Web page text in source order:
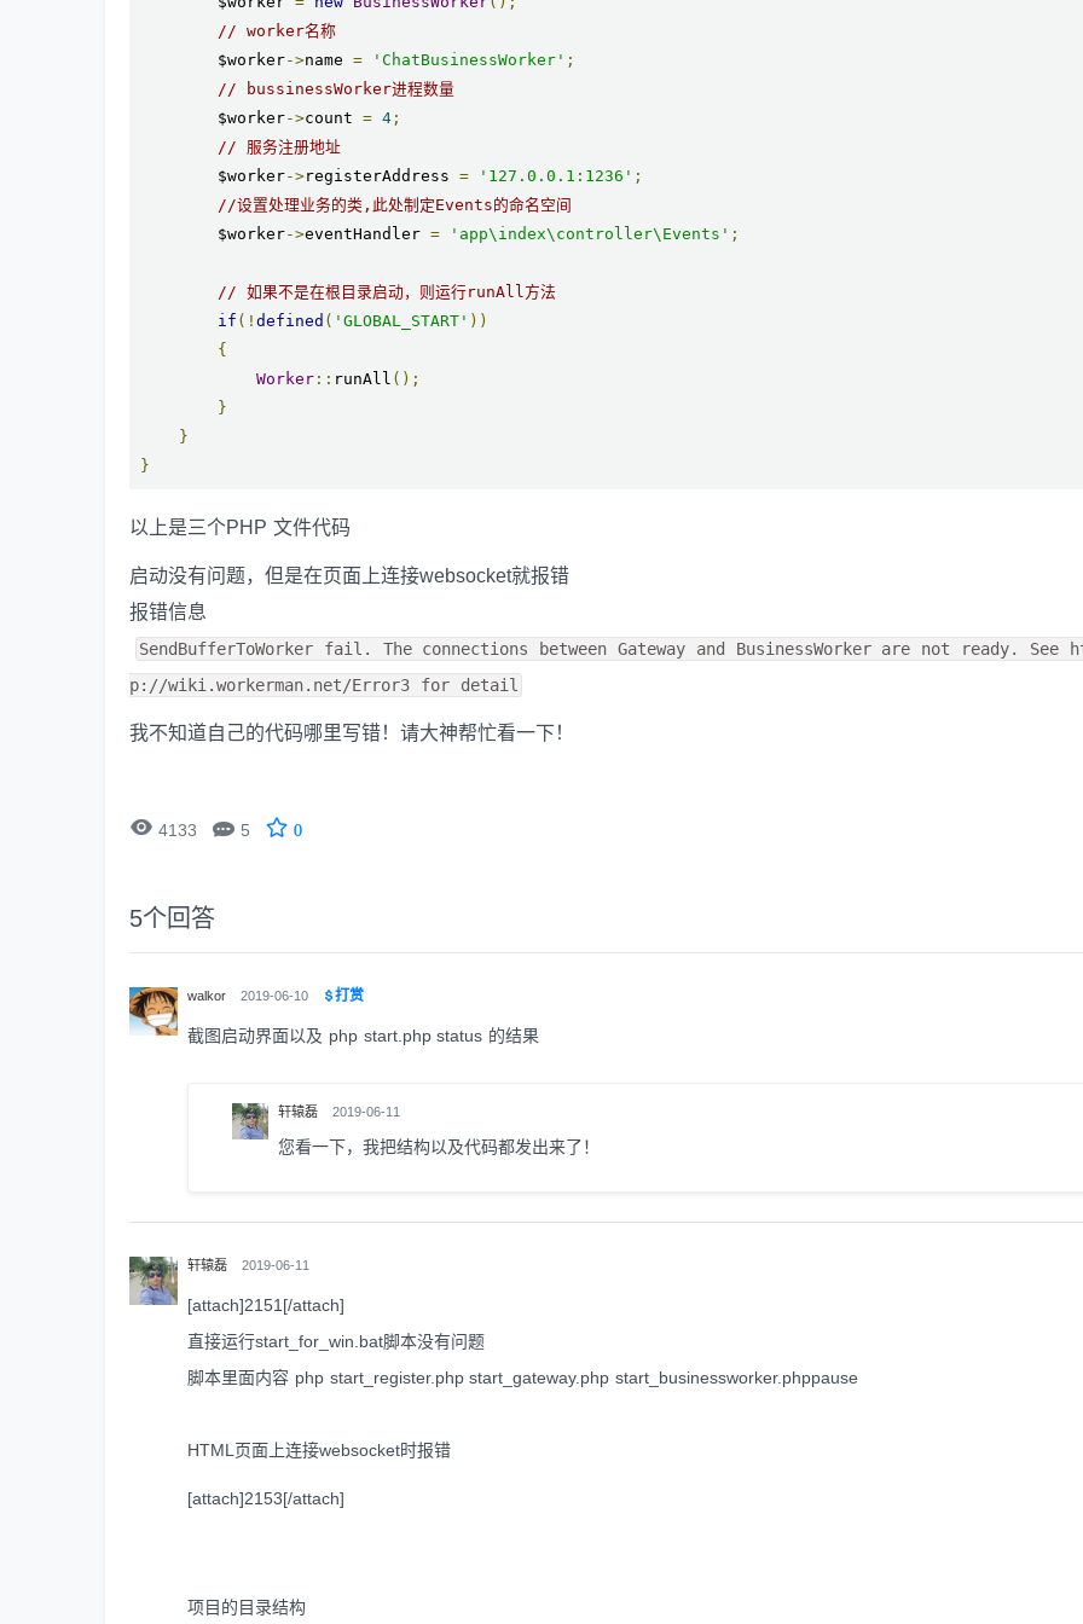
// worker名称
        $worker
->name = 'ChatBusinessWorker' ;
// bussinessWorker进程数量
        $worker
->count = 4 ;
// 服务注册地址
        $worker
->registerAddress = '127.0.0.1:1236' ;
//设置处理业务的类,此处制定Events的命名空间
        $worker
->eventHandler = 'app\index\controller\Events' ;
// 如果不是在根目录启动，则运行runAll方法
if (! defined ( 'GLOBAL_START' ))
{
Worker :: runAll ();
}
}
}
以上是三个PHP 文件代码
启动没有问题，但是在页面上连接websocket就报错
报错信息
SendBufferToWorker fail. The connections between Gateway and BusinessWorker are not ready. See
p://wiki.workerman.net/Error3 for detail
我不知道自己的代码哪里写错！请大神帮忙看一下！
 4133  5 0
5个回答
walkor 2019-06-10 打赏
截图启动界面以及 php start.php status 的结果
轩辕磊 2019-06-11
您看一下，我把结构以及代码都发出来了！
轩辕磊 2019-06-11
[attach]2151[/attach]
直接运行start_for_win.bat脚本没有问题
脚本里面内容 php start_register.php start_gateway.php start_businessworker.phppause
HTML页面上连接websocket时报错
[attach]2153[/attach]
项目的目录结构